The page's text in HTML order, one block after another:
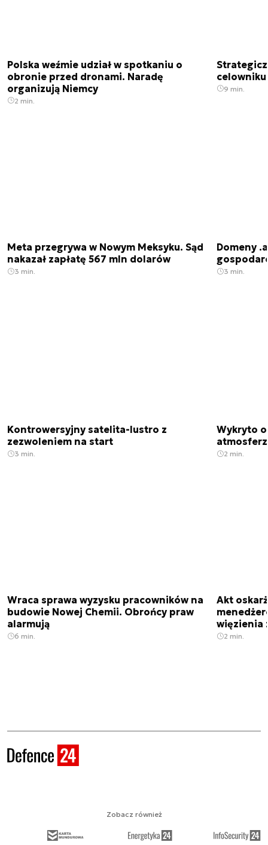
Polska weźmie udział w spotkaniu o
obronie przed dronami. Naradę
organizują Niemcy
2 min.
9 min.
Meta przegrywa w Nowym Meksyku. Sąd
nakazał zapłatę 567 mln dolarów
3 min.
Domeny
3 min.
Kontrowersyjny satelita-lustro z
zezwoleniem na start
3 min.
Wykryto
2 min.
Wraca sprawa wyzysku pracowników na
budowie Nowej Chemii. Obrońcy praw
alarmują
6 min.
Akt
więzienia
2 min.
Zobacz również